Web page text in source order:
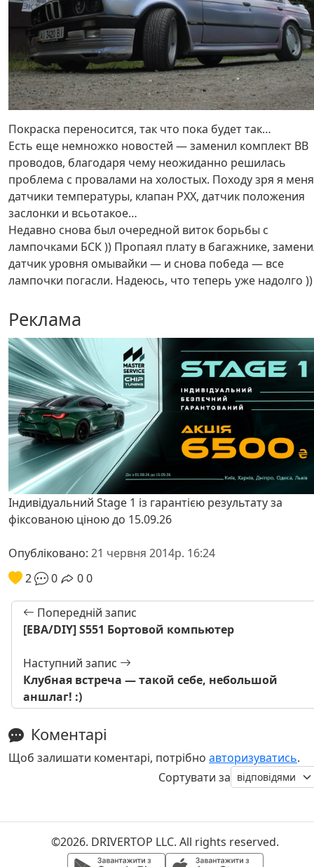
Покраска переносится, так что пока будет так…
Есть еще немножко новостей — заменил комплект ВВ
проводов, благодаря чему неожиданно решилась
проблема с провалами на холостых. Походу зря я
датчики температуры, клапан РХХ, датчик положения
заслонки и всьотакое…
Недавно снова был очередной виток борьбы с
лампочками БСК )) Пропаял плату в багажнике,
датчик уровня омывайки — и снова победа — все
лампочки погасли. Надеюсь, что теперь уже надолго ))
Реклама
Індивідуальний Stage 1 із гарантією результату за
фіксованою ціною до 15.09.26
Опубліковано: 21 червня 2014р. 16:24
2
0 00
Попередній запис
[EBA/DIY] S551 Бортовой компьютер
Наступний запис
Клубная встреча — такой себе, небольшой
аншлаг! :)
Коментарі
Щоб залишати коментарі, потрібно авторизуватись.
Сортувати за
©2026. DRIVERTOP LLC. All rights reserved.